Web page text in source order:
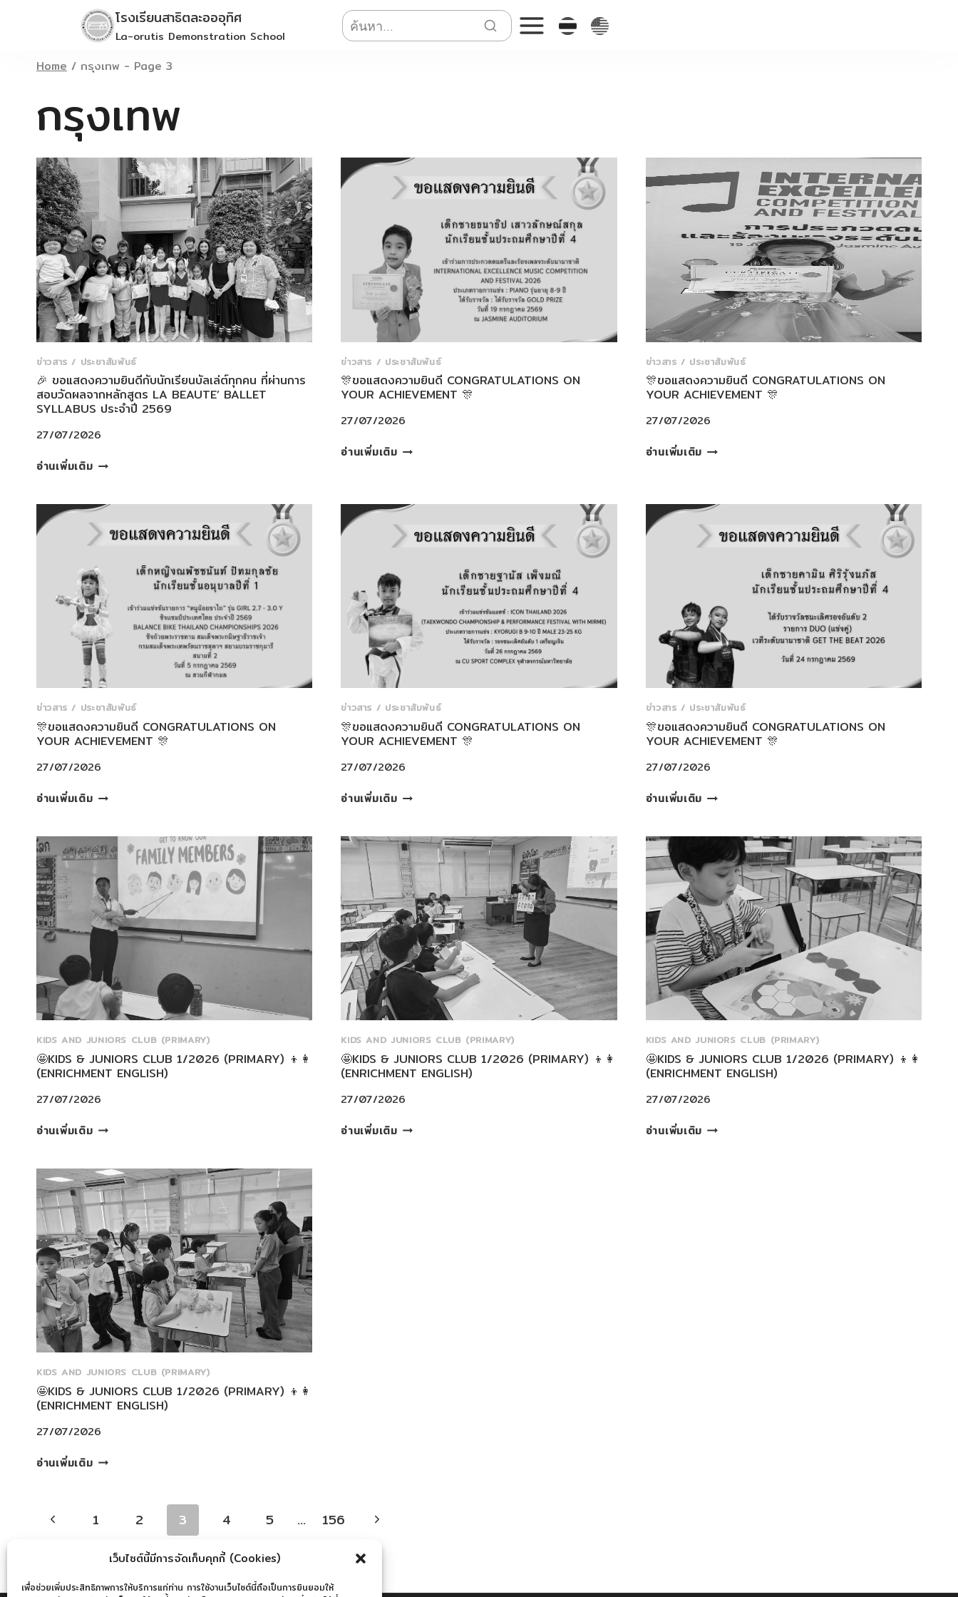
เว็บไซต์นี้มีการจัดเก็บคุกกี้ (Cookies)
เพื่อช่วยเพิ่มประสิทธิภาพการให้บริการแก่ท่าน การใช้งานเว็บไซต์นี้ถือเป็นการยินยอมให้
โรงเรียนสาธิตละอออุทิศ
La-orutis Demonstration School
Home / กรุงเทพ - Page 3
กรุงเทพ
ข่าวสาร / ประชาสัมพันธ์
🎉 ขอแสดงความยินดีกับนักเรียนบัลเล่ต์ทุกคน ที่ผ่านการ
สอบวัดผลจากหลักสูตร LA BEAUTE’ BALLET
SYLLABUS ประจำปี 2569
27/07/2026
อ่านเพิ่มเติม🎉
ความ
ยินดี
กับ
เรียน
บัล
เล่ต์
ทุก
คน
ที่
ผ่าน
การ
สอบ
วัดผล
จาก
LA
ประจำ
ปี
2569
ข่าวสาร / ประชาสัมพันธ์
🎊ขอแสดงความยินดี CONGRATULATIONS ON
YOUR ACHIEVEMENT 🎊
27/07/2026
อ่านเพิ่มเติม🎊
ยินดี
CONGRATULATIONS
ON
ACHIEVEMENT
🎊
ข่าวสาร / ประชาสัมพันธ์
🎊ขอแสดงความยินดี CONGRATULATIONS ON
YOUR ACHIEVEMENT 🎊
27/07/2026
อ่านเพิ่มเติม 🎊
ยินดี
CONGRATULATIONS
ON
ACHIEVEMENT
ข่าวสาร / ประชาสัมพันธ์
🎊ขอแสดงความยินดี CONGRATULATIONS ON
YOUR ACHIEVEMENT 🎊
27/07/2026
อ่านเพิ่มเติม🎊
ความ
ยินดี
CONGRATULATIONS
ON
YOUR
ACHIEVEMENT
ข่าวสาร / ประชาสัมพันธ์
🎊ขอแสดงความยินดี CONGRATULATIONS ON
YOUR ACHIEVEMENT 🎊
27/07/2026
อ่านเพิ่มเติม🎊
ความ
ยินดี
CONGRATULATIONS
ON
YOUR
ACHIEVEMENT
🎊
ข่าวสาร / ประชาสัมพันธ์
🎊ขอแสดงความยินดี CONGRATULATIONS ON
YOUR ACHIEVEMENT 🎊
27/07/2026
อ่านเพิ่มเติม 🎊
ยินดี
CONGRATULATIONS
ON
YOUR
ACHIEVEMENT
🎊
KIDS AND JUNIORS CLUB (PRIMARY)
🤩KIDS & JUNIORS CLUB 1/2026 (PRIMARY) 👦👩
(ENRICHMENT ENGLISH)
27/07/2026
อ่านเพิ่มเติม🤩
JUNIORS
CLUB
1/2026
(PRIMARY)
👦
👩
(ENRICHMENT
ENGLISH)
KIDS AND JUNIORS CLUB (PRIMARY)
🤩KIDS & JUNIORS CLUB 1/2026 (PRIMARY) 👦👩
(ENRICHMENT ENGLISH)
27/07/2026
อ่านเพิ่มเติม🤩
KIDS AND JUNIORS CLUB (PRIMARY)
🤩KIDS & JUNIORS CLUB 1/2026 (PRIMARY) 👦👩
(ENRICHMENT ENGLISH)
27/07/2026
อ่านเพิ่มเติม 🤩
KIDS AND JUNIORS CLUB (PRIMARY)
🤩KIDS & JUNIORS CLUB 1/2026 (PRIMARY) 👦👩
(ENRICHMENT ENGLISH)
27/07/2026
อ่านเพิ่มเติม🤩
CLUB
(PRIMARY)
👩
PAGE
NAVIGATION
Previous
1 2 3 4 5 … 156
Next
Page